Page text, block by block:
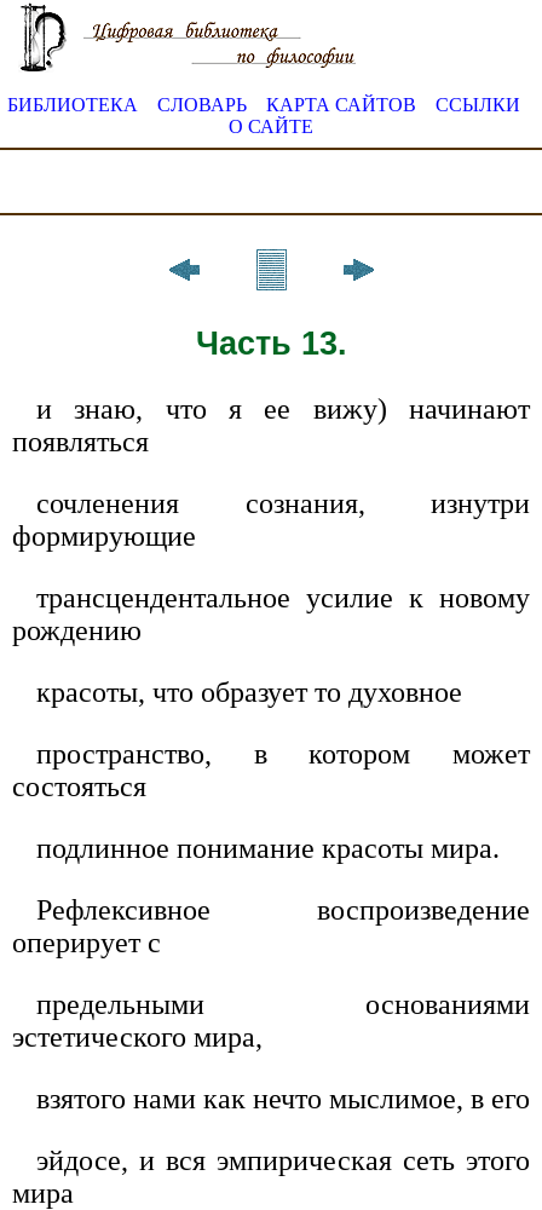
БИБЛИОТЕКА СЛОВАРЬ КАРТА САЙТОВ
ССЫЛКИ
О САЙТЕ
Часть 13.
и знаю, что я ее вижу) начинают
появляться
сочленения сознания, изнутри
формирующие
трансцендентальное усилие к новому
рождению
красоты, что образует то духовное
пространство, в котором может
состояться
подлинное понимание красоты мира.
Рефлексивное воспроизведение
оперирует с
предельными основаниями
эстетического мира,
взятого нами как нечто мыслимое, в его
эйдосе, и вся эмпирическая сеть этого
мира